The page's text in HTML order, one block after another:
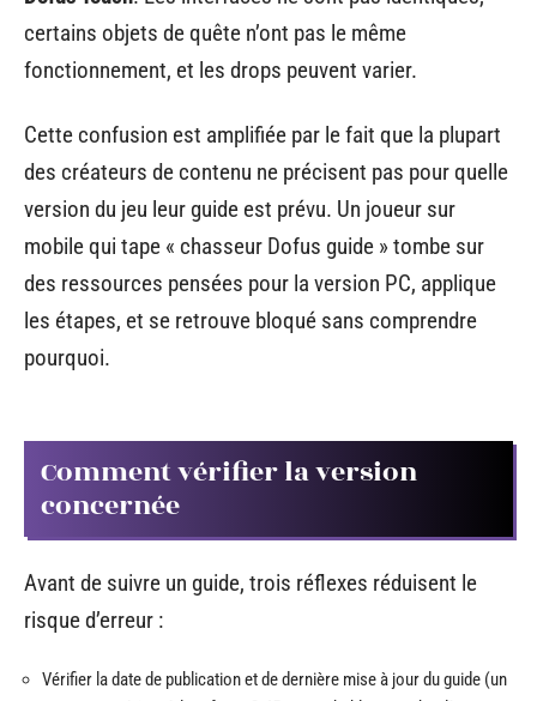
certains objets de quête n’ont pas le même
fonctionnement, et les drops peuvent varier.
Cette confusion est amplifiée par le fait que la plupart
des créateurs de contenu ne précisent pas pour quelle
version du jeu leur guide est prévu. Un joueur sur
mobile qui tape « chasseur Dofus guide » tombe sur
des ressources pensées pour la version PC, applique
les étapes, et se retrouve bloqué sans comprendre
pourquoi.
Comment vérifier la version
concernée
Avant de suivre un guide, trois réflexes réduisent le
risque d’erreur :
Vérifier la date de publication et de dernière mise à jour du guide (un